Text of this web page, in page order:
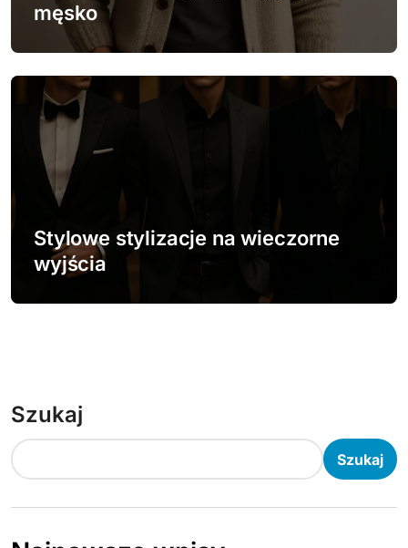
męsko
Stylowe stylizacje na wieczorne
wyjścia
Szukaj
Szukaj